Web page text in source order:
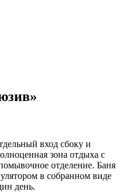
вход сбоку и
зона отдыха с
отделение. Баня
в собранном виде
день.